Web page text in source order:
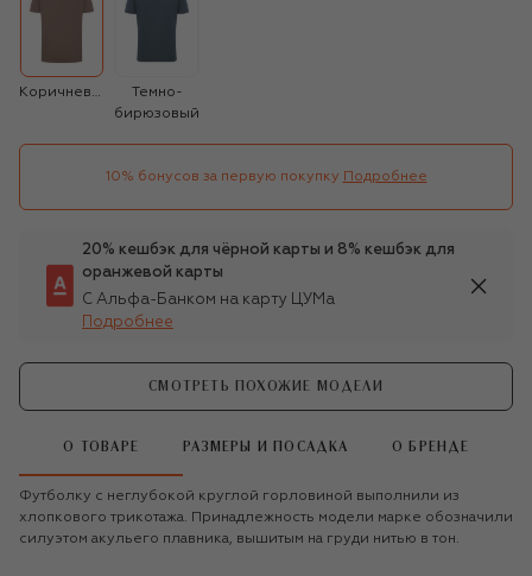
Коричневый
Темно-
бирюзовый
10% бонусов за первую покупку Подробнее
20% кешбэк для чёрной карты и 8% кешбэк для
оранжевой карты
С Альфа-Банком на карту ЦУМа
Подробнее
СМОТРЕТЬ ПОХОЖИЕ МОДЕЛИ
О ТОВАРЕ РАЗМЕРЫ И ПОСАДКА О БРЕНДЕ
Футболку с неглубокой круглой горловиной выполнили из
хлопкового трикотажа. Принадлежность модели марке обозначили
силуэтом акульего плавника, вышитым на груди нитью в тон.